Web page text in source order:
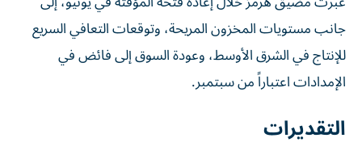
جانب مستويات المخزون المريحة، وتوقعات التعافي السريع
للإنتاج في الشرق الأوسط، وعودة السوق إلى فائض في
الإمدادات اعتباراً من سبتمبر.
التقديرات